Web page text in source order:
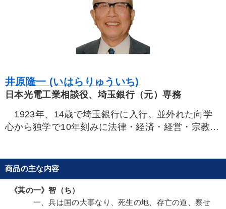
2025年春季全国経営者セミナー収録講演ＣＤ・講演ＤＶＤ・デジ
タル版（音声／動画ストリーミング・ダウンロード）
全国経営者セミナー収録〈売れ筋・人気〉音声＆動画20選
経営体系を学びたい 財務・数字力の向上
リーダーの魅力向上 新事業・新商品づくり
キーワード
賃金制度 松下幸之助
井原隆一 (いはらりゅういち)
日本光電工業相談役、埼玉銀行（元）専務
1923年、14歳で埼玉銀行に入行。並外れた向学
心から独学で10年刻みに法律・経済・経営・宗教・
働争議と大赤字で倒産寸前の会社の助人となり、一
挙に40社を分社するなど、独自の再建策を打ち出し
短期間に大幅黒字・無借金の超優良会社に甦らせ
る。その後も数々の企業再建に尽力。名経営者とし
商品の主な内容
《其の一》智（ち）
一、兵は国の大事なり、死生の地、存亡の道、察せ